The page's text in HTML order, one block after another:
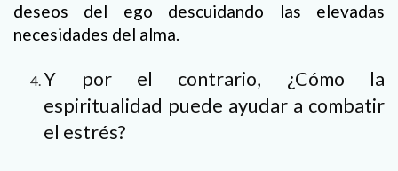
deseos del ego descuidando las elevadas
necesidades del alma.
Y por el contrario, ¿Cómo la
espiritualidad puede ayudar a combatir
el estrés?